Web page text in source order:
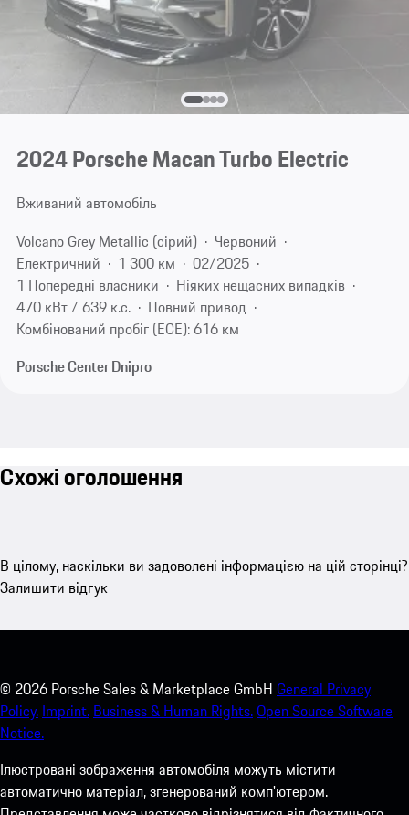
2024 Porsche Macan Turbo Electric
Вживаний автомобіль
Volcano Grey Metallic (сірий)
Червоний
Електричний
1 300 км
02/2025
1 Попередні власники
Ніяких нещасних випадків
470 кВт / 639 к.с.
Повний привод
Комбінований пробіг (ECE): 616 км
Porsche Center Dnipro
Схожі оголошення
В цілому, наскільки ви задоволені інформацією на цій сторінці?
Залишити відгук
© 2026 Porsche Sales & Marketplace GmbH General Privacy
Policy. Imprint. Business & Human Rights.Open Source Software
Notice.
Ілюстровані зображення автомобіля можуть містити
автоматично матеріал, згенерований комп'ютером.